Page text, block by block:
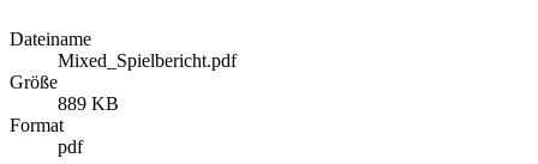
Dateiname
Mixed_Spielbericht.pdf
Größe
889 KB
Format
pdf